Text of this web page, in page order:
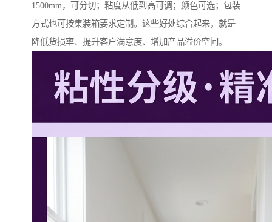
1500mm，可分切；粘度从低到高可调；颜色可选；包装
方式也可按集装箱要求定制。这些好处综合起来，就是
降低货损率、提升客户满意度、增加产品溢价空间。